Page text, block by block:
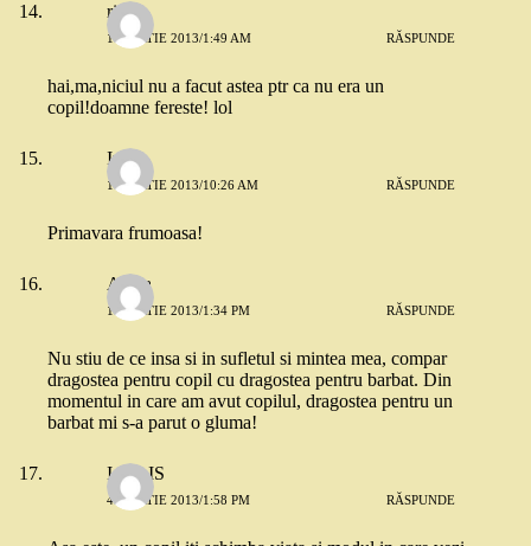
riri
1 MARTIE 2013/1:49 AM RĂSPUNDE
hai,ma,niciul nu a facut astea ptr ca nu era un
copil!doamne fereste! lol
Iulia
1 MARTIE 2013/10:26 AM RĂSPUNDE
Primavara frumoasa!
Adela
1 MARTIE 2013/1:34 PM RĂSPUNDE
Nu stiu de ce insa si in sufletul si mintea mea, compar
dragostea pentru copil cu dragostea pentru barbat. Din
momentul in care am avut copilul, dragostea pentru un
barbat mi s-a parut o gluma!
IoanaIS
4 MARTIE 2013/1:58 PM RĂSPUNDE